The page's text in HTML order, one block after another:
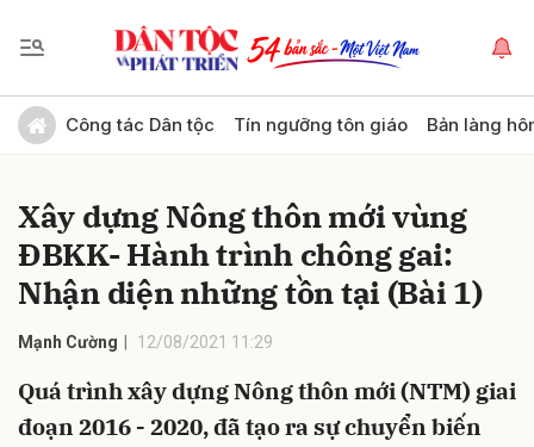
Công tác Dân tộc Tín ngưỡng tôn giáo Bản làng
Xây dựng Nông thôn mới vùng
ĐBKK- Hành trình chông gai:
Nhận diện những tồn tại (Bài 1)
Mạnh Cường 12/08/2021 11:29
Quá trình xây dựng Nông thôn mới (NTM) giai
đoạn 2016 - 2020, đã tạo ra sự chuyển biến
Gửi bình luận